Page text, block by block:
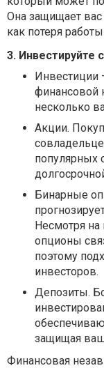
Она защищает вас
как потеря
3. Инвестируйте
Инвестиции
финансовой
несколько
Акции.
популярных
Бинарные
Несмотря
опционы
поэтому
инвесторов.
Депозиты.
защищая
Финансовая